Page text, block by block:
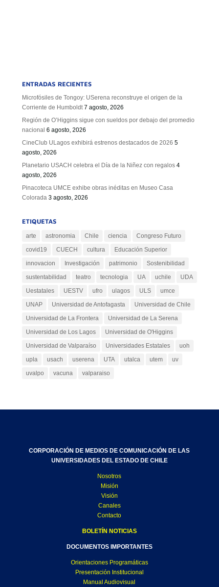
ENTRADAS RECIENTES
Microfósiles de Tongoy: USerena reconstruye el origen de la
Corriente de Humboldt 7 agosto, 2026
Región de O’Higgins sigue con sueldos por debajo del promedio
nacional 6 agosto, 2026
CineClub ULagos exhibirá estrenos destacados de 2026 5
agosto, 2026
Planetario USACH celebra el Día de la Niñez con regalos 4
agosto, 2026
Pinacoteca UMCE exhibe obras inéditas en Museo Casa
Colorada 3 agosto, 2026
ETIQUETAS
arte astronomia Chile ciencia
Congreso Futuro
covid19
CUECH cultura
Educación Superior
innovacion
Investigación patrimonio
Sostenibilidad
sustentabilidad
teatro tecnologia UA uchile
UDA
Uestatales
UESTV ufro ulagos ULS
umce
UNAP
Universidad de Antofagasta
Universidad de Chile
Universidad de La Frontera
Universidad de La Serena
Universidad de Los Lagos
Universidad de O'Higgins
Universidad de Valparaíso
Universidades Estatales
uoh
upla
usach userena UTA utalca utem
uv
uvalpo
vacuna valparaiso
CORPORACIÓN DE MEDIOS DE COMUNICACIÓN DE LAS
UNIVERSIDADES DEL ESTADO DE CHILE
Nosotros
Misión
Visión
Canales
Contacto
BOLETÍN NOTICIAS
DOCUMENTOS IMPORTANTES
Orientaciones Programáticas
Presentación Institucional
Manual Audiovisual